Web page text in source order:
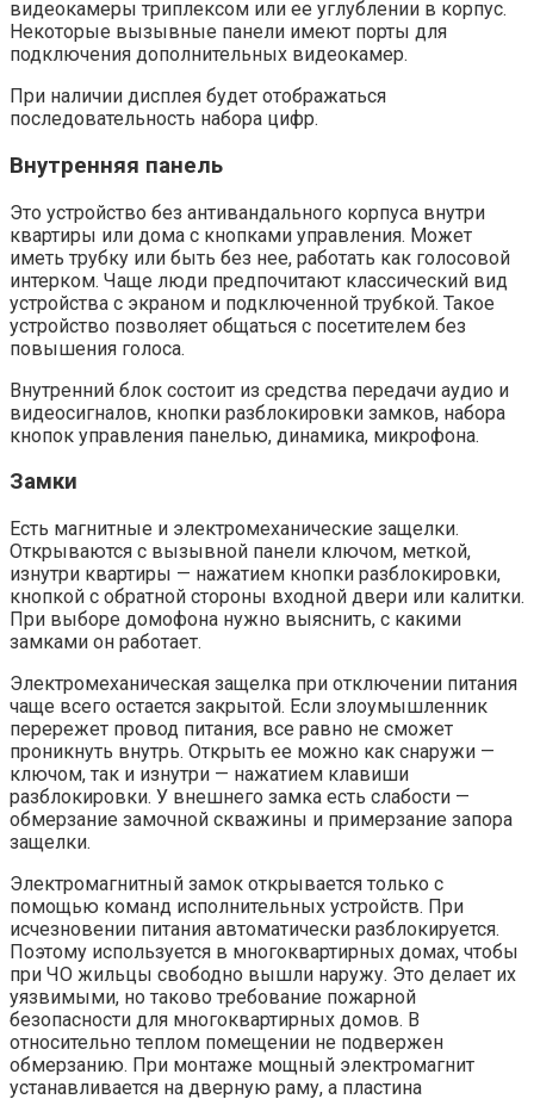
видеокамеры триплексом или ее углублении в корпус.
Некоторые вызывные панели имеют порты для
подключения дополнительных видеокамер.
При наличии дисплея будет отображаться
последовательность набора цифр.
Внутренняя панель
Это устройство без антивандального корпуса внутри
квартиры или дома с кнопками управления. Может
иметь трубку или быть без нее, работать как голосовой
интерком. Чаще люди предпочитают классический вид
устройства с экраном и подключенной трубкой. Такое
устройство позволяет общаться с посетителем без
повышения голоса.
Внутренний блок состоит из средства передачи аудио и
видеосигналов, кнопки разблокировки замков, набора
кнопок управления панелью, динамика, микрофона.
Замки
Есть магнитные и электромеханические защелки.
Открываются с вызывной панели ключом, меткой,
изнутри квартиры — нажатием кнопки разблокировки,
кнопкой с обратной стороны входной двери или калитки.
При выборе домофона нужно выяснить, с какими
замками он работает.
Электромеханическая защелка при отключении питания
чаще всего остается закрытой. Если злоумышленник
перережет провод питания, все равно не сможет
проникнуть внутрь. Открыть ее можно как снаружи —
ключом, так и изнутри — нажатием клавиши
разблокировки. У внешнего замка есть слабости —
обмерзание замочной скважины и примерзание запора
защелки.
Электромагнитный замок открывается только с
помощью команд исполнительных устройств. При
исчезновении питания автоматически разблокируется.
Поэтому используется в многоквартирных домах, чтобы
при ЧО жильцы свободно вышли наружу. Это делает их
уязвимыми, но таково требование пожарной
безопасности для многоквартирных домов. В
относительно теплом помещении не подвержен
обмерзанию. При монтаже мощный электромагнит
устанавливается на дверную раму, а пластина